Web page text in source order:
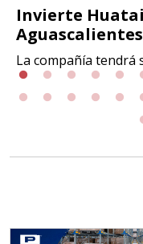
Invierte
Aguascalientes
La compañía tendrá